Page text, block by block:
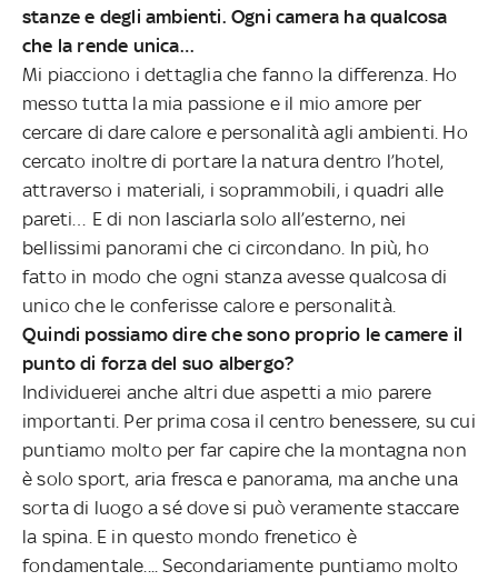
stanze e degli ambienti. Ogni camera ha qualcosa
che la rende unica…
Mi piacciono i dettaglia che fanno la differenza. Ho
messo tutta la mia passione e il mio amore per
cercare di dare calore e personalità agli ambienti. Ho
cercato inoltre di portare la natura dentro l’hotel,
attraverso i materiali, i soprammobili, i quadri alle
pareti… E di non lasciarla solo all’esterno, nei
bellissimi panorami che ci circondano. In più, ho
fatto in modo che ogni stanza avesse qualcosa di
unico che le conferisse calore e personalità.
Quindi possiamo dire che sono proprio le camere il
punto di forza del suo albergo?
Individuerei anche altri due aspetti a mio parere
importanti. Per prima cosa il centro benessere, su cui
puntiamo molto per far capire che la montagna non
è solo sport, aria fresca e panorama, ma anche una
sorta di luogo a sé dove si può veramente staccare
la spina. E in questo mondo frenetico è
fondamentale.... Secondariamente puntiamo molto